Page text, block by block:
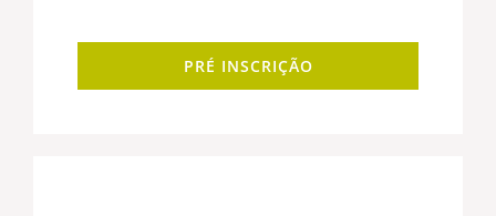
PRÉ INSCRIÇÃO